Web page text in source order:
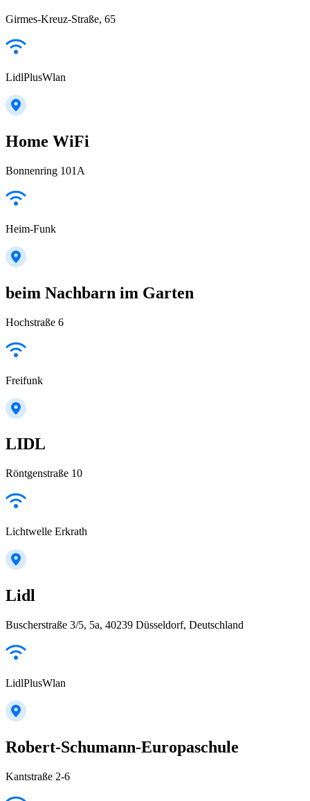
Girmes-Kreuz-Straße, 65
LidlPlusWlan
Home WiFi
Bonnenring 101A
Heim-Funk
beim Nachbarn im Garten
Hochstraße 6
Freifunk
LIDL
Röntgenstraße 10
Lichtwelle Erkrath
Lidl
Buscherstraße 3/5, 5a, 40239 Düsseldorf, Deutschland
LidlPlusWlan
Robert-Schumann-Europaschule
Kantstraße 2-6